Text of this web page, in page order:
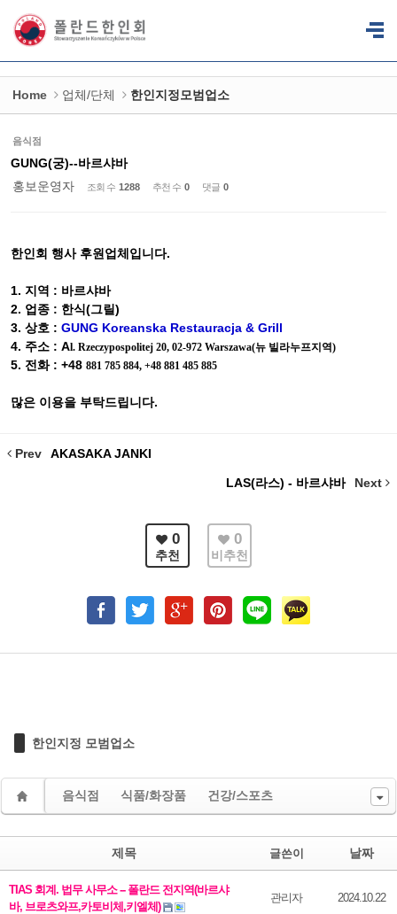
Home 업체/단체 한인지정모범업소
음식점
GUNG(궁)--바르샤바
홍보운영자
조회 수 1288 추천 수 0 댓글 0
한인회 행사 후원업체입니다.
1. 지역 : 바르샤바
2. 업종 : 한식(그릴)
3. 상호 : GUNG Koreanska Restauracja & Grill
4. 주소 : Al. Rzeczypospolitej 20, 02-972 Warszawa(뉴 빌라누프지역)
5. 전화 : +48 881 785 884, +48 881 485 885
많은 이용을 부탁드립니다.
Prev AKASAKA JANKI
LAS(라스) - 바르샤바 Next
0
추천
0
비추천
한인지정 모범업소
음식점 식품/화장품 건강/스포츠
제목 글쓴이 날짜
TIAS 회계. 법무 사무소 -- 폴란드 전지역(바르샤
바, 브로츠와프,카토비체,키엘체)
관리자 2024.10.22